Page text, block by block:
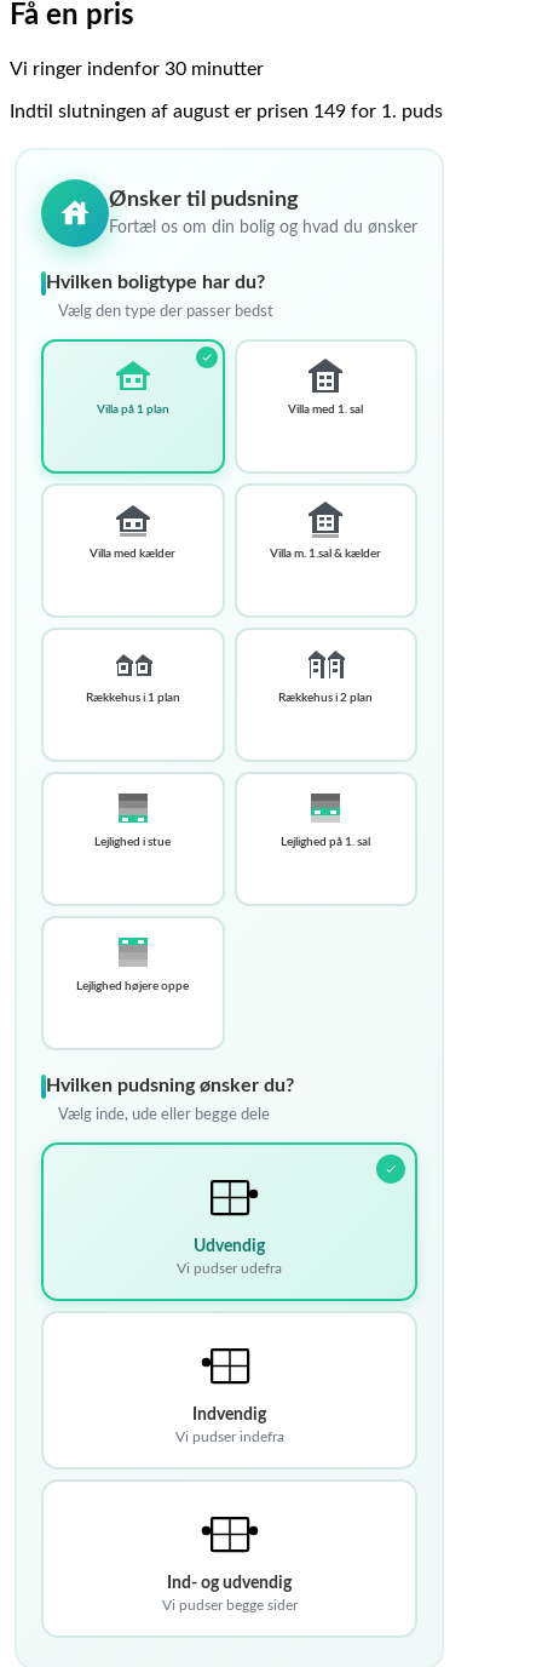
Få en pris
Vi ringer indenfor 30 minutter
Indtil slutningen af august er prisen 149 for 1. puds
Ønsker til pudsning
Fortæl os om din bolig og hvad du ønsker
Hvilken boligtype har du?
Vælg den type der passer bedst
Villa på 1 plan Villa med 1. sal
Villa med kælder Villa m. 1.sal & kælder
Rækkehus i 1 plan Rækkehus i 2 plan
Lejlighed i stue Lejlighed på 1. sal
Lejlighed højere oppe
Hvilken pudsning ønsker du?
Vælg inde, ude eller begge dele
Udvendig
Vi pudser udefra
Indvendig
Vi pudser indefra
Ind- og udvendig
Vi pudser begge sider